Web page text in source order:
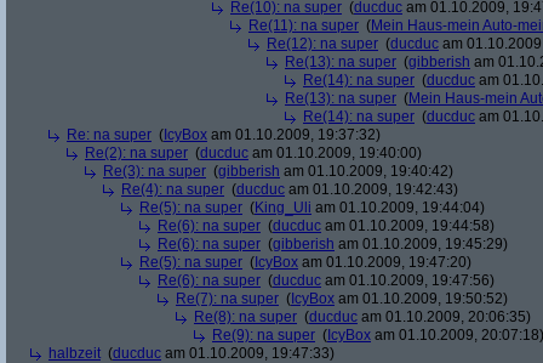
Re(10): na super (ducduc am 01.10.2009,
Re(11): na super (Mein Haus-mein Auto-
Re(12): na super (ducduc am
Re(13): na super (gibberish am
Re(14): na super (ducduc am
Re(13): na super (Mein Haus-mein
Re(14): na super (ducduc am
Re: na super ( IcyBox am 01.10.2009, 19:37:32)
Re(2): na super (ducduc am 01.10.2009, 19:40:00)
Re(3): na super (gibberish am 01.10.2009, 19:40:42)
Re(4): na super (ducduc am 01.10.2009, 19:42:43)
Re(5): na super (King_Uli am 01.10.2009, 19:44:04)
Re(6): na super (ducduc am 01.10.2009, 19:44:58)
Re(6): na super (gibberish am 01.10.2009, 19:45:29)
Re(5): na super ( IcyBox am 01.10.2009, 19:47:20)
Re(6): na super (ducduc am 01.10.2009, 19:47:56)
Re(7): na super ( IcyBox am 01.10.2009, 19:50:52)
Re(8): na super (ducduc am 01.10.2009, 20:06:35)
Re(9): na super ( IcyBox am 01.10.2009, 20:07:18)
halbzeit (ducduc am 01.10.2009, 19:47:33)